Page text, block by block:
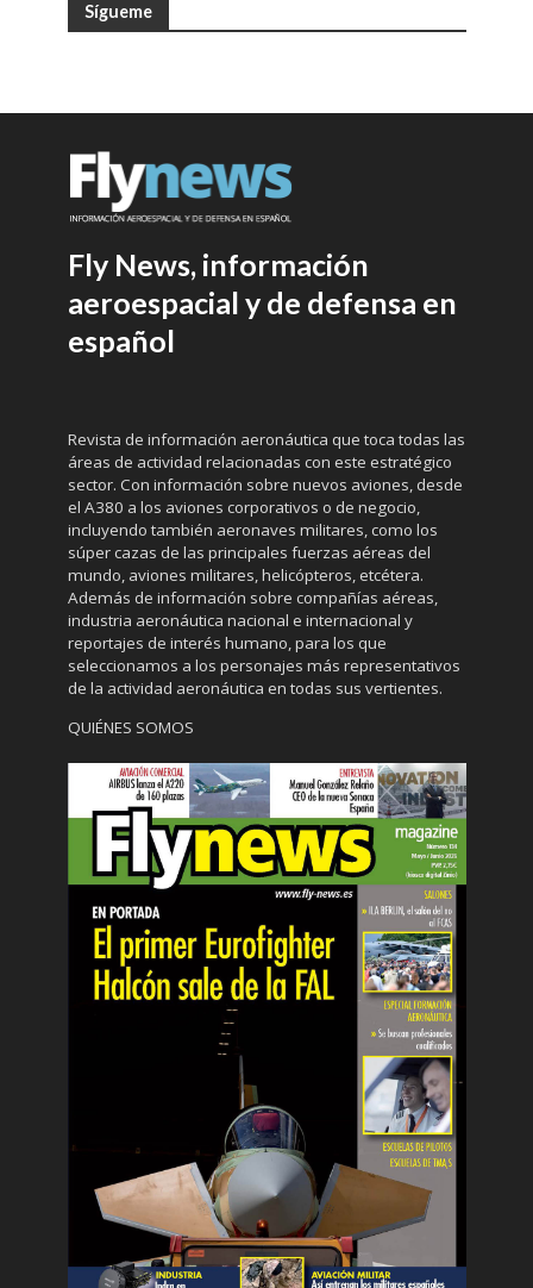
Sígueme
Fly News, información
aeroespacial y de defensa en
español
Revista de información aeronáutica que toca todas las
áreas de actividad relacionadas con este estratégico
sector. Con información sobre nuevos aviones, desde
el A380 a los aviones corporativos o de negocio,
incluyendo también aeronaves militares, como los
súper cazas de las principales fuerzas aéreas del
mundo, aviones militares, helicópteros, etcétera.
Además de información sobre compañías aéreas,
industria aeronáutica nacional e internacional y
reportajes de interés humano, para los que
seleccionamos a los personajes más representativos
de la actividad aeronáutica en todas sus vertientes.
QUIÉNES SOMOS